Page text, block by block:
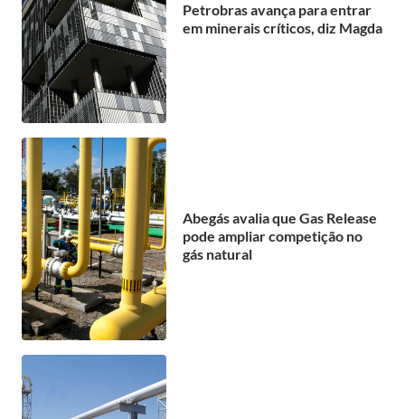
Petrobras avança para entrar
em minerais críticos, diz Magda
Abegás avalia que Gas Release
pode ampliar competição no
gás natural